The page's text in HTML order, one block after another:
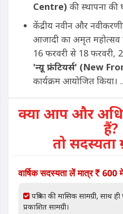
Centre) की स्थापना की
केंद्रीय नवीन और
आजादी का अमृत
16 फरवरी से 18 फरवरी,
'न्यू फ्रंटियर्स' (New
कार्यक्रम आयोजित किया।
क्या आप और
हैं?
तो सदस्यता
वार्षिक सदस्यता लें मात्र 600
पत्रिका की मासिक सामग्री, साथ
प्रकाशित सामग्री।